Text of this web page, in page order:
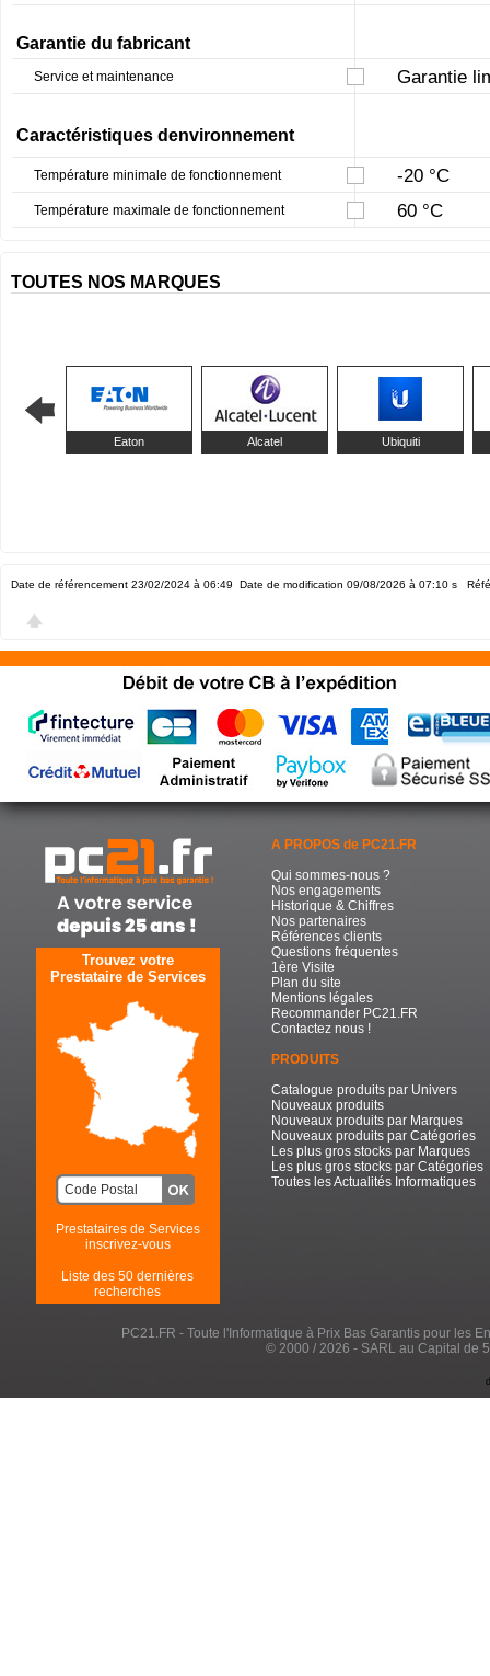
Garantie du fabricant
Service et maintenance Garantie
Caractéristiques denvironnement
Température minimale de fonctionnement -20 °C
Température maximale de fonctionnement 60 °C
TOUTES NOS MARQUES
Eaton Alcatel Ubiquiti
Date de référencement 23/02/2024 à 06:49 Date de modification 09/08/2026 à 07:10 s
Trouvez votre
Prestataire de Services
Prestataires de Services
inscrivez-vous
Liste des 50 dernières
recherches
A PROPOS de PC21.FR
Qui sommes-nous ?
Nos engagements
Historique & Chiffres
Nos partenaires
Références clients
Questions fréquentes
1ère Visite
Plan du site
Mentions légales
Recommander PC21.FR
Contactez nous !
PRODUITS
Catalogue produits par Univers
Nouveaux produits
Nouveaux produits par Marques
Nouveaux produits par Catégories
Les plus gros stocks par Marques
Les plus gros stocks par Catégories
Toutes les Actualités Informatiques
PC21.FR - Toute l'Informatique à Prix Bas Garantis pour les
© 2000 / 2026 - SARL au Capital de